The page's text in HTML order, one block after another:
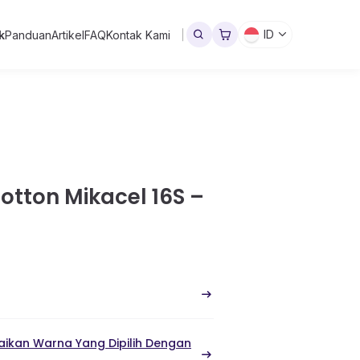
PanduanArtikelFAQKontak Kami ID
Mikacel 16S –
Warna Yang Dipilih Dengan